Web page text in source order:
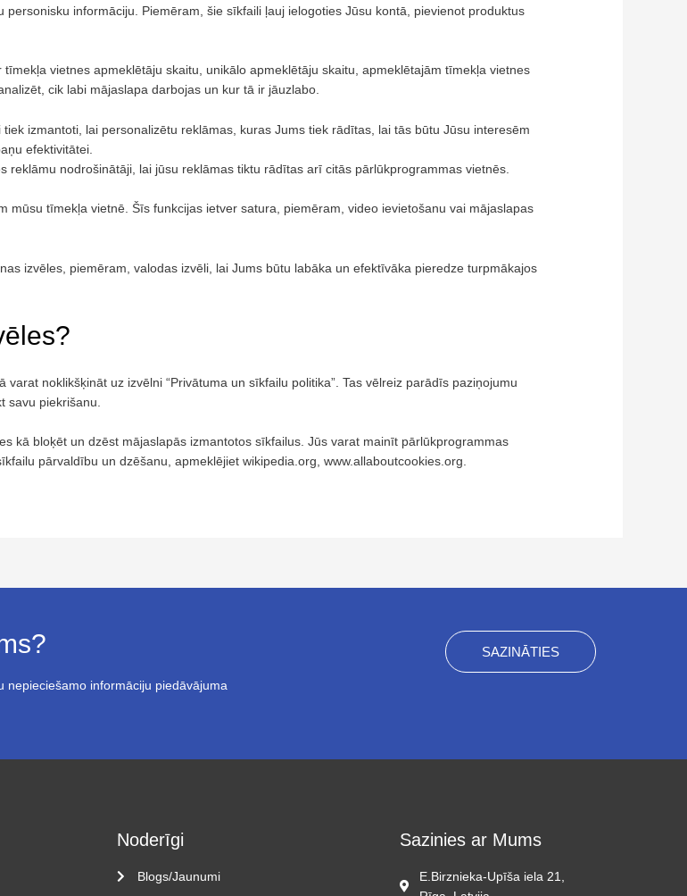
informāciju. Piemēram, šie sīkfaili ļauj ielogoties Jūsu kontā, pievienot produktus
vietnes apmeklētāju skaitu, unikālo apmeklētāju skaitu, apmeklētajām tīmekļa vietnes
cik labi mājaslapa darbojas un kur tā ir jāuzlabo.
izmantoti, lai personalizētu reklāmas, kuras Jums tiek rādītas, lai tās būtu Jūsu interesēm
efektivitātei.
nodrošinātāji, lai jūsu reklāmas tiktu rādītas arī citās pārlūkprogrammas vietnēs.
mūsu tīmekļa vietnē. Šīs funkcijas ietver satura, piemēram, video ievietošanu vai mājaslapas
izvēles, piemēram, valodas izvēli, lai Jums būtu labāka un efektīvāka pieredze turpmākajos
noklikšķināt uz izvēlni “Privātuma un sīkfailu politika”. Tas vēlreiz parādīs paziņojumu
savu piekrišanu.
kā bloķēt un dzēst mājaslapās izmantotos sīkfailus. Jūs varat mainīt pārlūkprogrammas
pārvaldību un dzēšanu, apmeklējiet wikipedia.org, www.allaboutcookies.org.
nepieciešamo informāciju piedāvājuma
SAZINĀTIES
Noderīgi
Blogs/Jaunumi
Sazinies ar Mums
E.Birznieka-Upīša iela 21,